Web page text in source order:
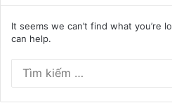
It seems we can’t find what you’re
can help.